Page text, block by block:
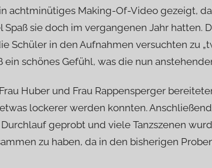
achtminütiges Making-Of-Video gezeigt,
sie doch im vergangenen Jahr hatten.
Schüler in den Aufnahmen versuchten zu
ein schönes Gefühl, was die nun
Huber und Frau Rappensperger
lockerer werden konnten.
geprobt und viele Tanzszenen
zu haben, da in den bisherigen